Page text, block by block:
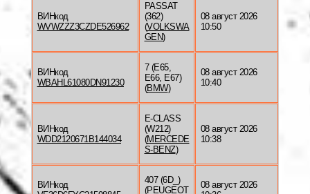
ВИНкод
WVWZZZ3CZDE526962
PASSAT
(362)
(VOLKSWA
GEN)
08 август 2026
10:50
ВИНкод
WBAHL61080DN91230
7 (E65,
E66, E67)
(BMW)
08 август 2026
10:40
ВИНкод
WDD2120671B144034
E-CLASS
(W212)
(MERCEDE
S-BENZ)
08 август 2026
10:38
ВИНкод
407 (6D_)
(PEUGEOT
08 август 2026